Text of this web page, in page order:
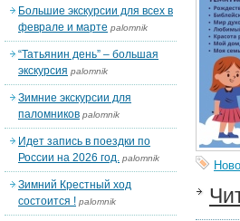
Большие экскурсии для всех в
феврале и марте palomnik
“Татьянин день” – большая
экскурсия palomnik
Зимние экскурсии для
паломников palomnik
Идет запись в поездки по
России на 2026 год. palomnik
Зимний Крестный ход
состоится ! palomnik